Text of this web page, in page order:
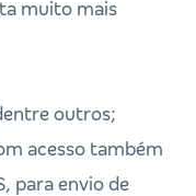
muito mais
outros;
acesso também
para envio de